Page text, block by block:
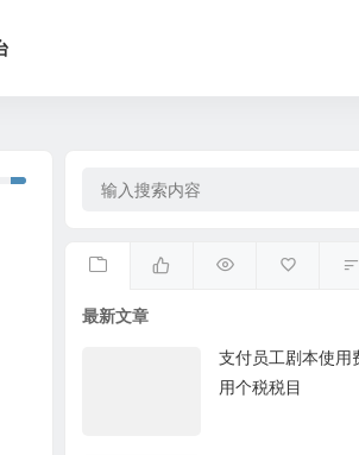
最新文章
支付员工剧本使用
用个税税目